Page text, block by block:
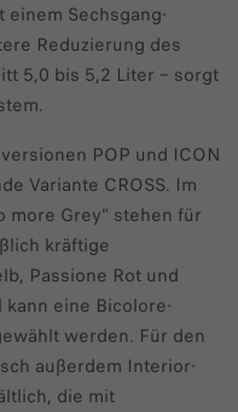
Sechsgang-
Reduzierung des
5,0 bis 5,2 Liter – sorgt
POP und ICON
Variante CROSS. Im
more Grey“ stehen für
kräftige
Passione Rot und
eine Bicolore-
werden. Für den
außerdem Interior-
die mit